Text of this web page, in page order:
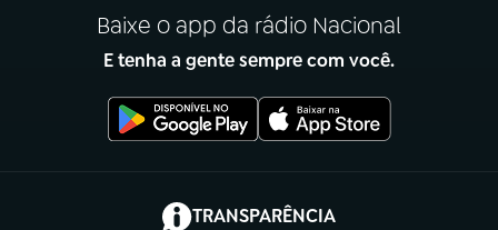
Baixe o app da rádio Nacional
E tenha a gente sempre com você.
TRANSPARÊNCIA
(abre em nova aba)